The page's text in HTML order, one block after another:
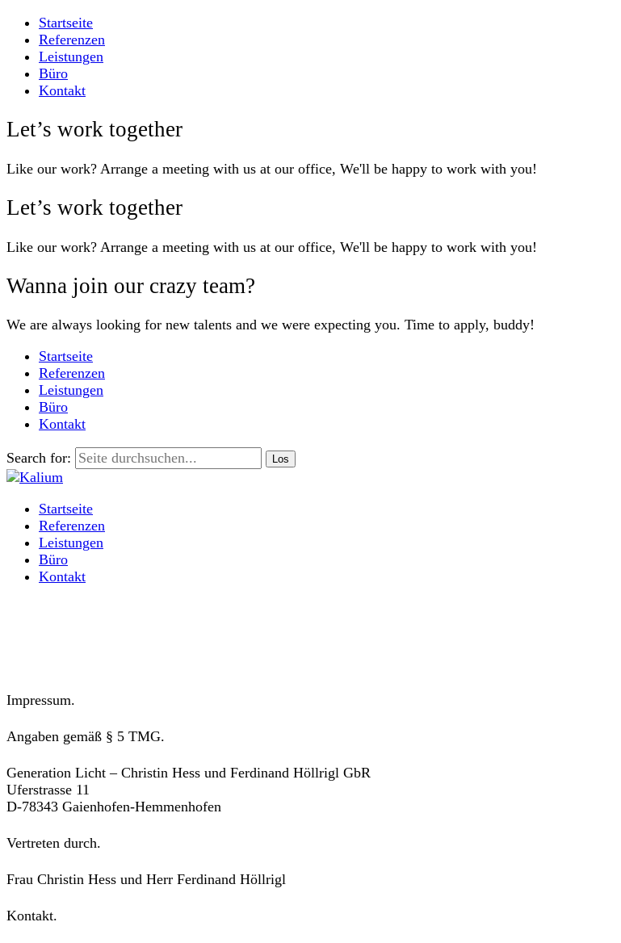
Startseite
Referenzen
Leistungen
Büro
Kontakt
Let’s work together
Like our work? Arrange a meeting with us at our office, We'll be happy to work with you!
Let’s work together
Like our work? Arrange a meeting with us at our office, We'll be happy to work with you!
Wanna join our crazy team?
We are always looking for new talents and we were expecting you. Time to apply, buddy!
Startseite
Referenzen
Leistungen
Büro
Kontakt
Search for:
Startseite
Referenzen
Leistungen
Büro
Kontakt
Impressum.
Angaben gemäß § 5 TMG.
Generation Licht – Christin Hess und Ferdinand Höllrigl GbR
Uferstrasse 11
D-78343 Gaienhofen-Hemmenhofen
Vertreten durch.
Frau Christin Hess und Herr Ferdinand Höllrigl
Kontakt.